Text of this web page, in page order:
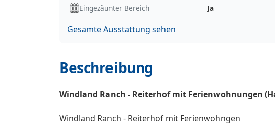
Eingezäunter Bereich
Ja
Gesamte Ausstattung sehen
Beschreibung
Windland Ranch - Reiterhof mit Ferienwohnungen
Windland Ranch - Reiterhof mit Ferienwohngen